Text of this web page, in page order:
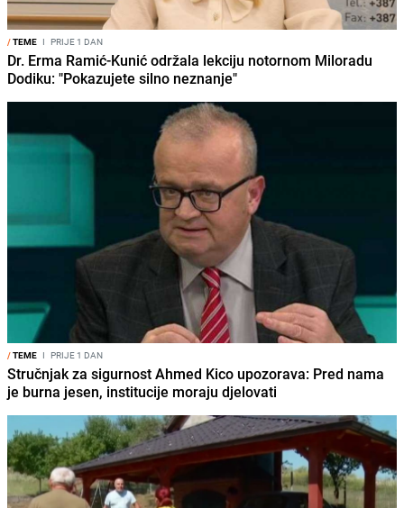
/TEME I PRIJE 1 DAN
Dr. Erma Ramić-Kunić održala lekciju notornom Miloradu
Dodiku: "Pokazujete silno neznanje"
/TEME I PRIJE 1 DAN
Stručnjak za sigurnost Ahmed Kico upozorava: Pred nama
je burna jesen, institucije moraju djelovati